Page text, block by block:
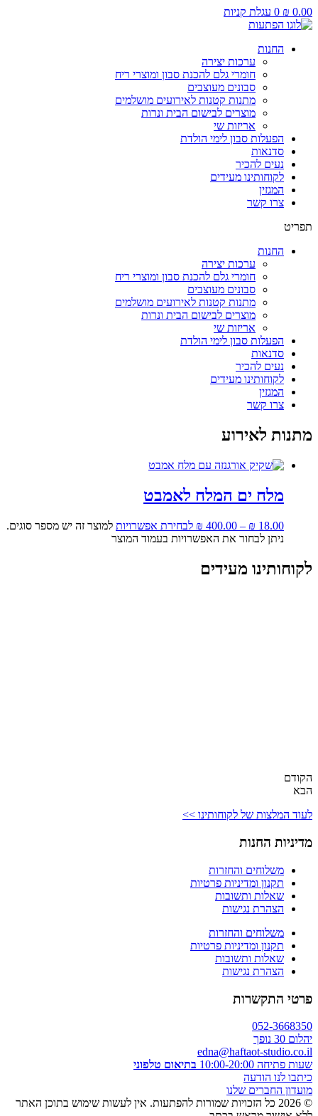
₪0.00
0 עגלת קניות
החנות
ערכות יצירה
חומרי גלם להכנת סבון ומוצרי ריח
סבונים מעוצבים
מתנות קטנות לאירועים מושלמים
מוצרים לבישום הבית ונרות
אריזות שי
הפעלות סבון לימי הולדת
סדנאות
נעים להכיר
לקוחותינו מעידים
המגזין
צרו קשר
תפריט
החנות
ערכות יצירה
חומרי גלם להכנת סבון ומוצרי ריח
סבונים מעוצבים
מתנות קטנות לאירועים מושלמים
מוצרים לבישום הבית ונרות
אריזות שי
הפעלות סבון לימי הולדת
סדנאות
נעים להכיר
לקוחותינו מעידים
המגזין
צרו קשר
מתנות לאירוע
מלח ים המלח לאמבט
₪18.00
–
₪400.00 לבחירת אפשרויות למוצר זה יש מספר סוגים.
ניתן לבחור את האפשרויות בעמוד המוצר
לקוחותינו מעידים
הקודם
הבא
לעוד המלצות של לקוחותינו >>
מדיניות החנות
משלוחים והחזרות
תקנון ומדיניות פרטיות
שאלות ותשובות
הצהרת נגישות
משלוחים והחזרות
תקנון ומדיניות פרטיות
שאלות ותשובות
הצהרת נגישות
פרטי התקשרות
052-3668350
יהלום 30 נופך
edna@haftaot-studio.co.il
שעות פתיחה 10:00-20:00
בתיאום טלפוני
כיתבו לנו הודעה
מועדון החברים שלנו
© 2026 כל הזכויות שמורות להפתעות. אין לעשות שימוש בתוכן האתר